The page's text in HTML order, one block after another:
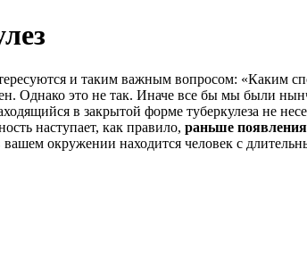
и таким важным вопросом: «Каким
Однако это не так. Иначе все бы мы были
в закрытой форме туберкулеза не
наступает, как правило, раньше
окружении находится человек с